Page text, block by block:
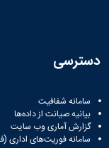
دسترسی
سامانه شفافیت
بیانیه صیانت از داده‌ها
گزارش آماری وب‌ سایت
سامانه فوریت‌های اداری